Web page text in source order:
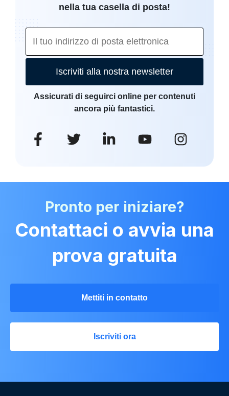
nella tua casella di posta!
Iscriviti alla nostra newsletter
Assicurati di seguirci online per contenuti
ancora più fantastici.
Pronto per iniziare?
Contattaci o avvia una
prova gratuita
Mettiti in contatto
Iscriviti ora